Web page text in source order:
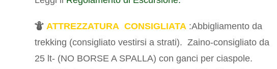
ATTREZZATURA CONSIGLIATA :Abbigliamento da
trekking (consigliato vestirsi a strati).Zaino-consigliato da
25 lt- (NO BORSE A SPALLA) con ganci per ciaspole.